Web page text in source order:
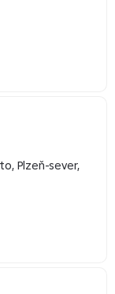
Plzeň-sever,